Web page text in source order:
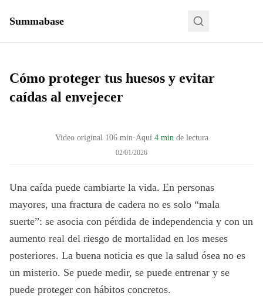
Summabase
Cómo proteger tus huesos y evitar
caídas al envejecer
Video original 106min·Aquí 4 min de lectura
02/01/2026
Una caída puede cambiarte la vida. En personas
mayores, una fractura de cadera no es solo “mala
suerte”: se asocia con pérdida de independencia y con un
aumento real del riesgo de mortalidad en los meses
posteriores. La buena noticia es que la salud ósea no es
un misterio. Se puede medir, se puede entrenar y se
puede proteger con hábitos concretos.